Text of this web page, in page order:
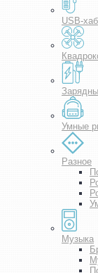
USB-
Умные
Разное
Музыка